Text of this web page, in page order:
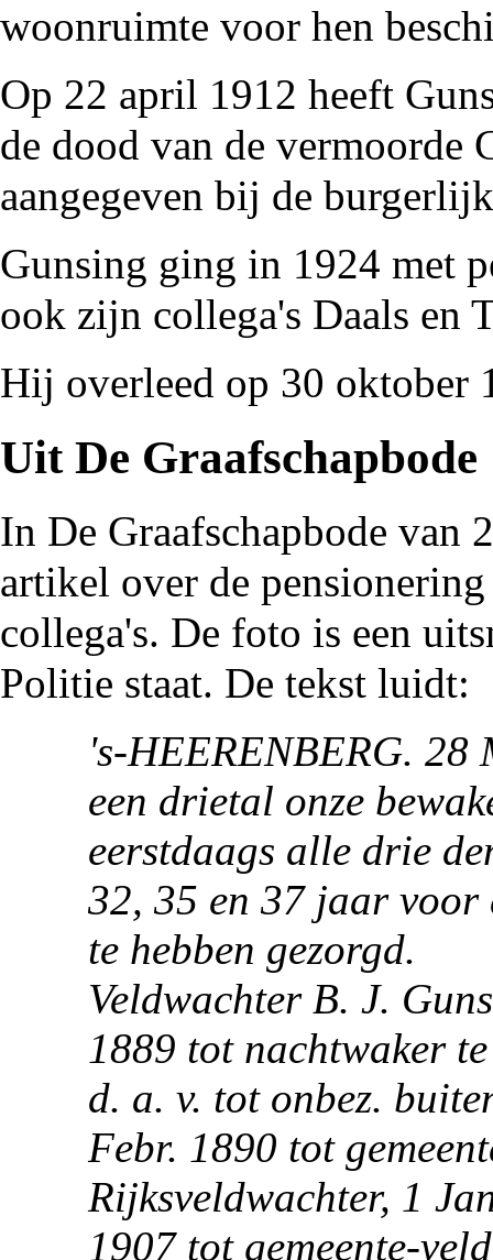
woonruimte voor hen
Op 22 april 1912 heeft
de dood van de vermoorde
aangegeven bij de
Gunsing ging in 1924 met
ook zijn collega's Daals en
Hij overleed op 30 oktober
Uit De Graafschapbode
In De Graafschapbode van
artikel over de
collega's. De foto is een
Politie staat. De tekst luidt:
's-HEERENBERG.
een drietal onze
eerstdaags alle drie
32, 35 en 37 jaar voor
te hebben gezorgd.
Veldwachter B. J.
1889 tot nachtwaker
d. a. v. tot onbez.
Febr. 1890 tot
Rijksveldwachter, 1
1907tot gemeente-